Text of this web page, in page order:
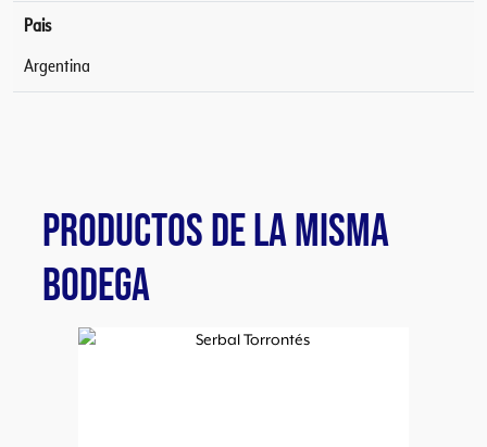
Pais
Argentina
PRODUCTOS DE LA MISMA
BODEGA